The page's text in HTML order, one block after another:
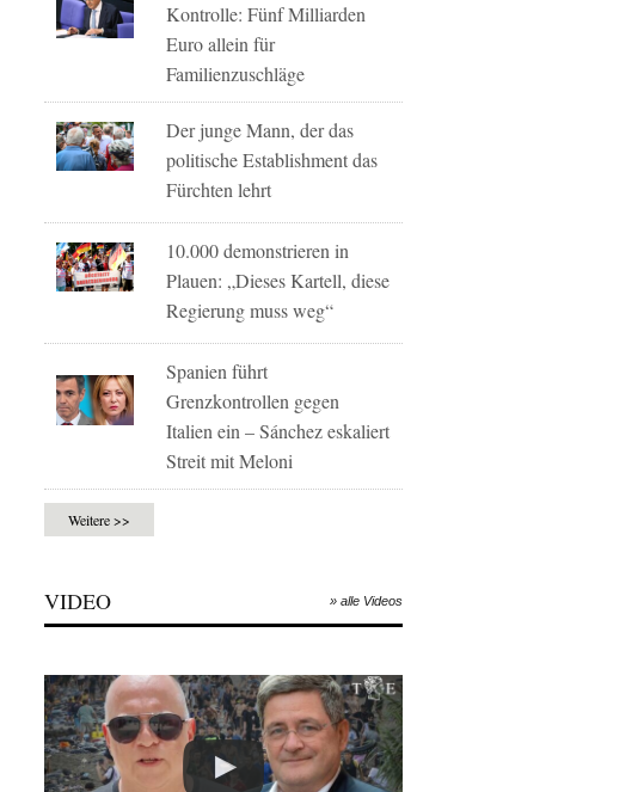
Kontrolle: Fünf Milliarden
Euro allein für
Familienzuschläge
Der junge Mann, der das
politische Establishment das
Fürchten lehrt
10.000 demonstrieren in
Plauen: „Dieses Kartell, diese
Regierung muss weg“
Spanien führt
Grenzkontrollen gegen
Italien ein – Sánchez eskaliert
Streit mit Meloni
Weitere >>
VIDEO » alle Videos